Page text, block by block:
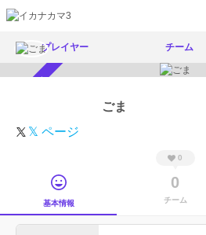
プレイヤー チーム
ごま
𝕏 ページ
基本情報
0
0
チーム